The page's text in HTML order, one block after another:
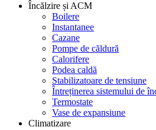
Încălzire și ACM
Boilere
Instantanee
Cazane
Pompe de căldură
Calorifere
Podea caldă
Stabilizatoare de tensiune
Întreținerea sistemului de
Termostate
Vase de expansiune
Climatizare